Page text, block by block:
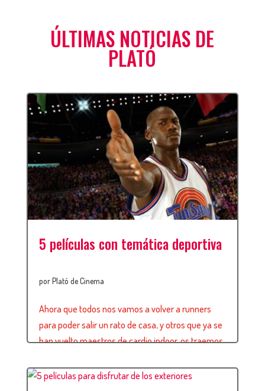
ÚLTIMAS NOTICIAS DE
PLATÓ
5 películas con temática deportiva
porPlató de Cinema
Ahora que todos nos vamos a volver a runners
para poder salir un rato de casa, y otros que ya se
han vuelto maestros de cardio indoor, os traemos
extra) con temática deportiva para motivarnos